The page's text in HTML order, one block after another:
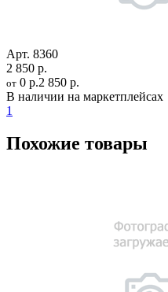
Арт. 8360
2 850 р.
от 0 р.2 850 р.
В наличии на маркетплейсах
1
Похожие товары